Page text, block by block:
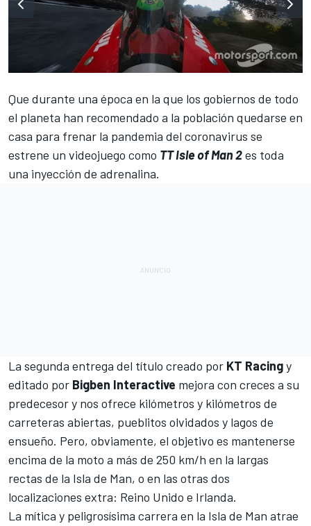
Que durante una época en la que los gobiernos de todo
el planeta han recomendado a la población quedarse en
casa para frenar la pandemia del coronavirus se
estrene un videojuego como TT Isle of Man 2es toda
una inyección de adrenalina.
La segunda entrega del título creado por KT Racingy
editado por Bigben Interactive mejora con creces a su
predecesor y nos ofrece kilómetros y kilómetros de
carreteras abiertas, pueblitos olvidados y lagos de
ensueño. Pero, obviamente, el objetivo es mantenerse
encima de la moto a más de 250 km/h en la largas
rectas de la Isla de Man, o en las otras dos
localizaciones extra: Reino Unido e Irlanda.
La mítica y peligrosísima carrera en la Isla de Man atrae